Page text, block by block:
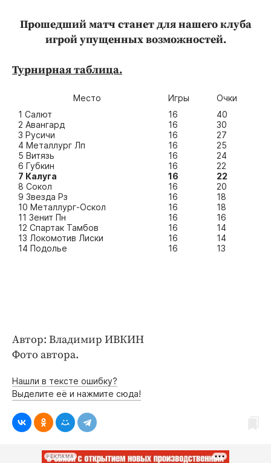
Прошедший матч станет для нашего клуба
игрой упущенных возможностей.
Турнирная таблица.
Место Игры
Очки
1 Салют
2 Авангард
3 Русичи
4 Металлург Лп
5 Витязь
6 Губкин
7 Калуга
8 Сокол
9 Звезда Рз
10 Металлург-Оскол
11 Зенит Пн
12 Спартак Тамбов
13 Локомотив Лиски
14 Подолье
16
16
16
16
16
16
16
16
16
16
16
16
16
16
40
30
27
25
24
22
22
20
18
18
16
14
14
13
Автор: Владимир ИВКИН
Фото автора.
Нашли в тексте ошибку?
Выделите её и нажмите сюда!
РЕКЛАМА